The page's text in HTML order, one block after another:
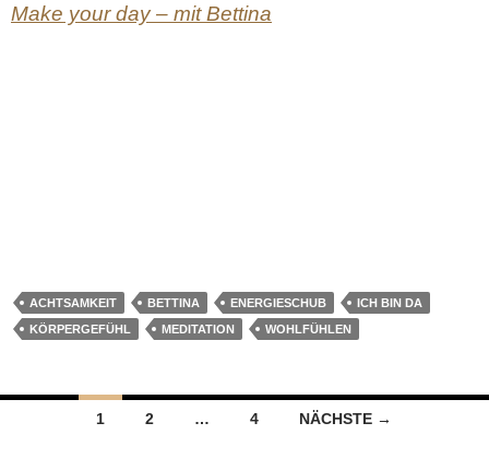
Make your day – mit Bettina
ACHTSAMKEIT BETTINA ENERGIESCHUB
ICH BIN DA
KÖRPERGEFÜHL
MEDITATION WOHLFÜHLEN
Beitragsnavigation
1 2 … 4 NÄCHSTE →